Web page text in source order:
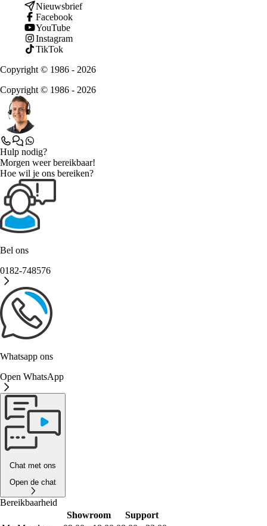
Nieuwsbrief
Facebook
YouTube
Instagram
TikTok
Copyright © 1986 - 2026
Copyright © 1986 - 2026
Hulp nodig?
Morgen weer bereikbaar!
Hoe wil je ons bereiken?
Bel ons
0182-748576
Whatsapp ons
Open WhatsApp
Chat met ons
Open de chat
Bereikbaarheid
Showroom
Support